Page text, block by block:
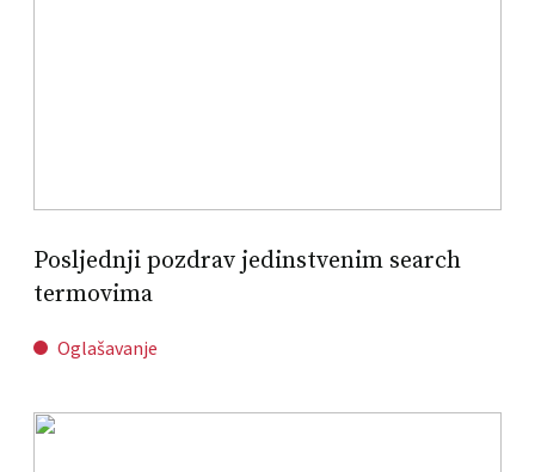
Posljednji pozdrav jedinstvenim search
termovima
Oglašavanje